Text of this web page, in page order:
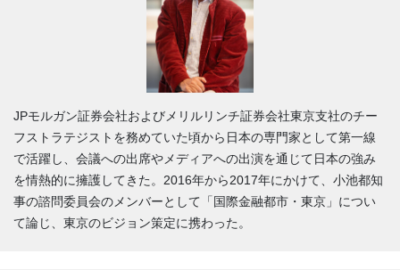
JPモルガン証券会社およびメリルリンチ証券会社東京支社のチー
フストラテジストを務めていた頃から日本の専門家として第一線
で活躍し、会議への出席やメディアへの出演を通じて日本の強み
を情熱的に擁護してきた。2016年から2017年にかけて、小池都知
事の諮問委員会のメンバーとして「国際金融都市・東京」につい
て論じ、東京のビジョン策定に携わった。